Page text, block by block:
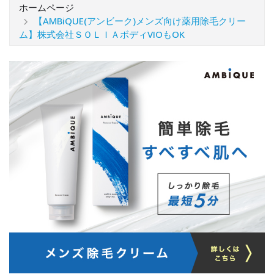
ホームページ
【AMBiQUE(アンビーク)メンズ向け薬用除毛クリー
ム】株式会社ＳＯＬＩＡボディVIOもOK